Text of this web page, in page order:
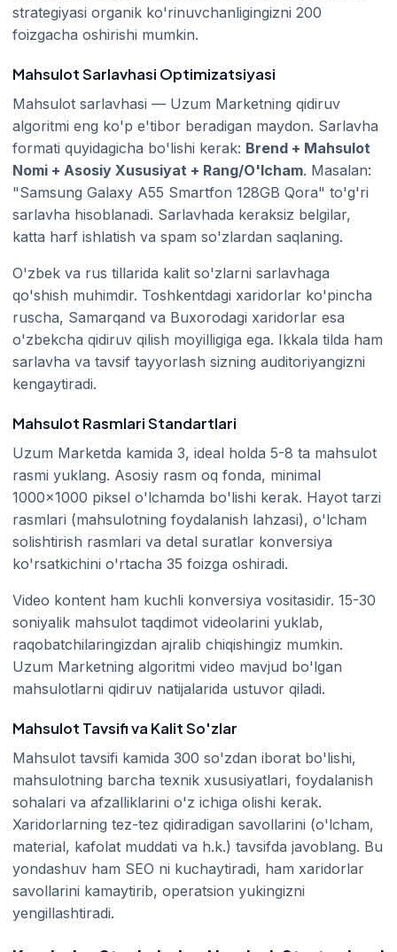
strategiyasi organik ko'rinuvchanligingizni 200
foizgacha oshirishi mumkin.
Mahsulot Sarlavhasi Optimizatsiyasi
Mahsulot sarlavhasi — Uzum Marketning qidiruv
algoritmi eng ko'p e'tibor beradigan maydon. Sarlavha
formati quyidagicha bo'lishi kerak: Brend + Mahsulot
Nomi + Asosiy Xususiyat + Rang/O'lcham. Masalan:
"Samsung Galaxy A55 Smartfon 128GB Qora" to'g'ri
sarlavha hisoblanadi. Sarlavhada keraksiz belgilar,
katta harf ishlatish va spam so'zlardan saqlaning.
O'zbek va rus tillarida kalit so'zlarni sarlavhaga
qo'shish muhimdir. Toshkentdagi xaridorlar ko'pincha
ruscha, Samarqand va Buxorodagi xaridorlar esa
o'zbekcha qidiruv qilish moyilligiga ega. Ikkala tilda ham
sarlavha va tavsif tayyorlash sizning auditoriyangizni
kengaytiradi.
Mahsulot Rasmlari Standartlari
Uzum Marketda kamida 3, ideal holda 5-8 ta mahsulot
rasmi yuklang. Asosiy rasm oq fonda, minimal
1000x1000 piksel o'lchamda bo'lishi kerak. Hayot tarzi
rasmlari (mahsulotning foydalanish lahzasi), o'lcham
solishtirish rasmlari va detal suratlar konversiya
ko'rsatkichini o'rtacha 35 foizga oshiradi.
Video kontent ham kuchli konversiya vositasidir. 15-30
soniyalik mahsulot taqdimot videolarini yuklab,
raqobatchilaringizdan ajralib chiqishingiz mumkin.
Uzum Marketning algoritmi video mavjud bo'lgan
mahsulotlarni qidiruv natijalarida ustuvor qiladi.
Mahsulot Tavsifi va Kalit So'zlar
Mahsulot tavsifi kamida 300 so'zdan iborat bo'lishi,
mahsulotning barcha texnik xususiyatlari, foydalanish
sohalari va afzalliklarini o'z ichiga olishi kerak.
Xaridorlarning tez-tez qidiradigan savollarini (o'lcham,
material, kafolat muddati va h.k.) tavsifda javoblang. Bu
yondashuv ham SEO ni kuchaytiradi, ham xaridorlar
savollarini kamaytirib, operatsion yukingizni
yengillashtiradi.